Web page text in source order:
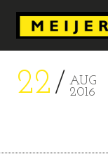
22
AUG
2016